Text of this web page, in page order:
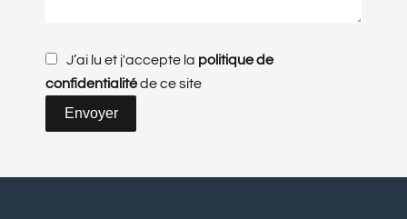
J’ai lu et j'accepte la politique de
confidentialitéde ce site
Envoyer